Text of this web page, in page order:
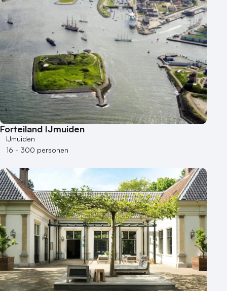
Forteiland IJmuiden
IJmuiden
16 - 300 personen